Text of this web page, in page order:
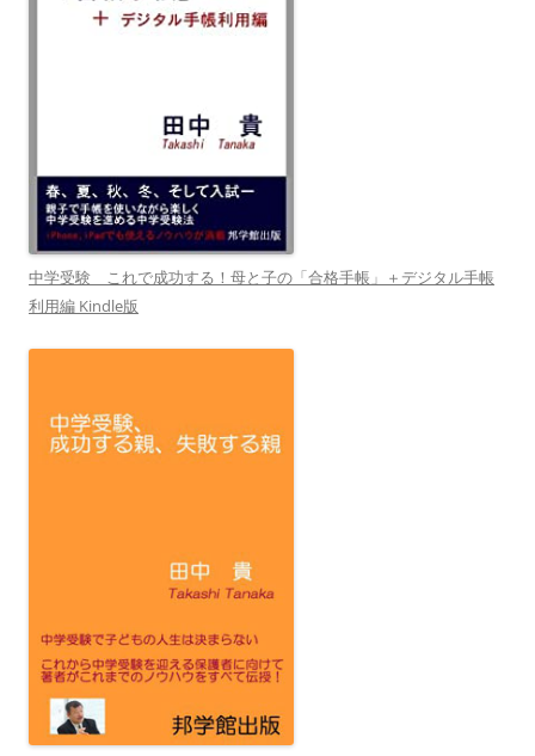
中学受験 これで成功する！母と子の「合格手帳」＋デジタル手帳
利用編 Kindle版